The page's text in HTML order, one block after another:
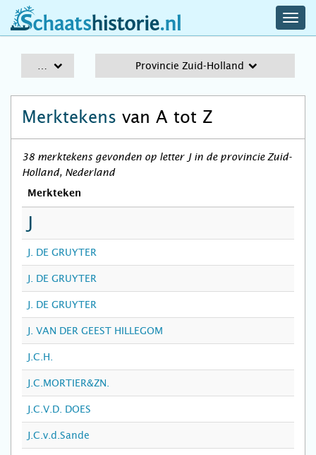
schaatshistorie.nl
Provincie Zuid-Holland
Merktekens van A tot Z
38 merktekens gevonden op letter J in de provincie Zuid-
Holland, Nederland
Merkteken
J
J. DE GRUYTER
J. DE GRUYTER
J. DE GRUYTER
J. VAN DER GEEST HILLEGOM
J.C.H.
J.C.MORTIER&ZN.
J.C.V.D. DOES
J.C.v.d.Sande